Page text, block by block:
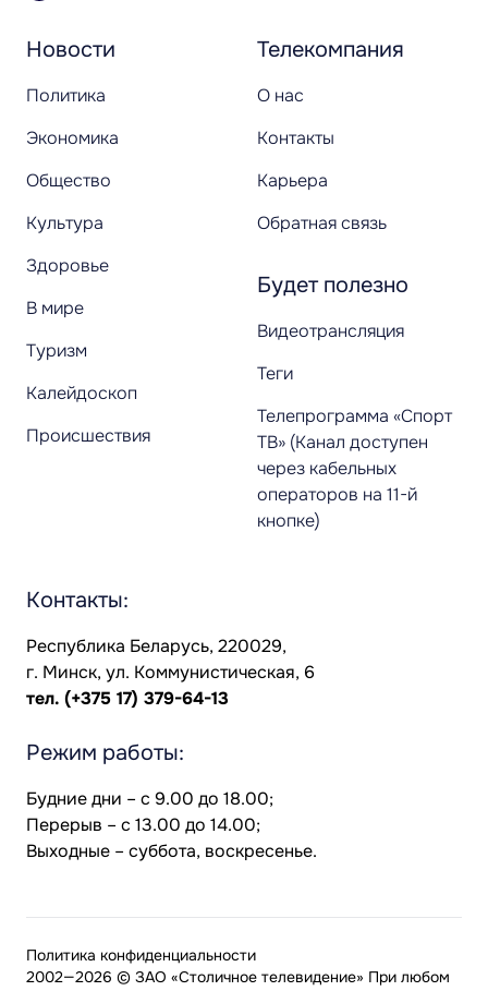
Новости
Политика
Экономика
Общество
Культура
Здоровье
В мире
Туризм
Калейдоскоп
Происшествия
Телекомпания
О нас
Контакты
Карьера
Обратная связь
Будет полезно
Видеотрансляция
Теги
Телепрограмма «Спорт
ТВ» (Канал доступен
через кабельных
операторов на 11-й
кнопке)
Контакты:
Республика Беларусь, 220029,
г. Минск, ул. Коммунистическая, 6
тел. (+375 17) 379-64-13
Режим работы:
Будние дни – с 9.00 до 18.00;
Перерыв – с 13.00 до 14.00;
Выходные – суббота, воскресенье.
2002—2026 © ЗАО «Столичное телевидение» При любом
Политика конфиденциальности